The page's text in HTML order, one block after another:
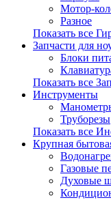
Мотор-
Разное
Показать все
Запчасти для
Блоки
Показать все
Инструменты
Труборезы
Показать все
Крупная
Газовые
Духовые